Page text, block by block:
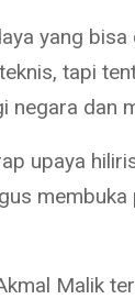
yang
tapi
negara dan
upaya
Malik